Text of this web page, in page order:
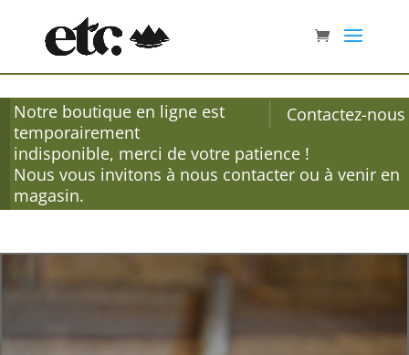
Contactez-nous
Notre boutique en ligne est
temporairement
indisponible, merci de votre patience !
Nous vous invitons à nous contacter ou à venir en
magasin.